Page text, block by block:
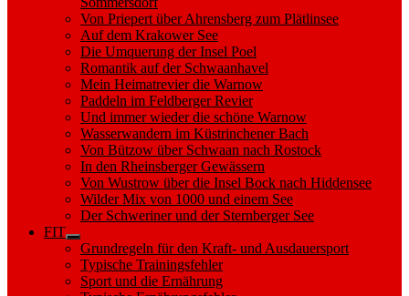
Von Priepert über Ahrensberg zum Plätlinsee
Auf dem Krakower See
Die Umquerung der Insel Poel
Romantik auf der Schwaanhavel
Mein Heimatrevier die Warnow
Paddeln im Feldberger Revier
Und immer wieder die schöne Warnow
Wasserwandern im Küstrinchener Bach
Von Bützow über Schwaan nach Rostock
In den Rheinsberger Gewässern
Von Wustrow über die Insel Bock nach Hiddensee
Wilder Mix von 1000 und einem See
Der Schweriner und der Sternberger See
FIT
Show
sub
menu
Grundregeln für den Kraft- und Ausdauersport
Typische Trainingsfehler
Sport und die Ernährung